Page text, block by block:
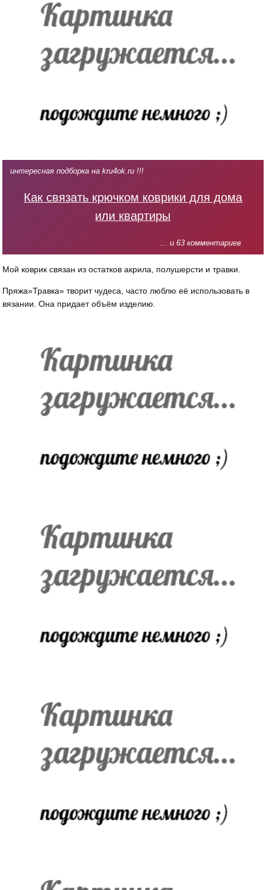
интересная подборка на kru4ok.ru !!!
Как связать крючком коврики для дома
или квартиры
... и 63 комментариев
Мой коврик связан из остатков акрила, полушерсти и травки.
Пряжа»Травка» творит чудеса, часто люблю её использовать в
вязании. Она придает объём изделию.